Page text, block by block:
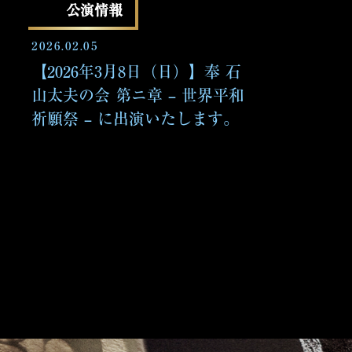
公演情報
2026.02.05
【2026年3月8日（日）】奉 石
山太夫の会 第ニ章 – 世界平和
祈願祭 – に出演いたします。